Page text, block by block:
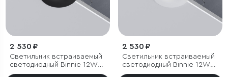
2 530 ₽
Светильник встраиваемый
светодиодный Binnie 12W
3000K черный
2 530 ₽
Светильник встраиваемый
светодиодный Binnie 12W
4000K белый